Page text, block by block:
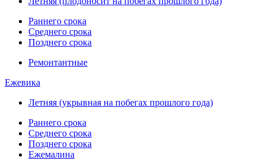
Раннего срока
Среднего срока
Позднего срока
Ремонтантные
Ежевика
Летняя (укрывная на побегах прошлого года)
Раннего срока
Среднего срока
Позднего срока
Ежемалина